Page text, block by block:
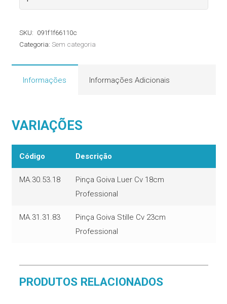
Goiva
quantidade
SKU: 091f1f66110c
Categoria: Sem categoria
Informações Informações Adicionais
VARIAÇÕES
Código Descrição
MA.30.53.18
Pinça Goiva Luer Cv 18cm
Professional
MA.31.31.83
Pinça Goiva Stille Cv 23cm
Professional
PRODUTOS RELACIONADOS